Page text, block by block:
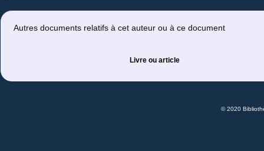
Autres documents relatifs à cet auteur ou à ce document
Livre ou article
© 2020